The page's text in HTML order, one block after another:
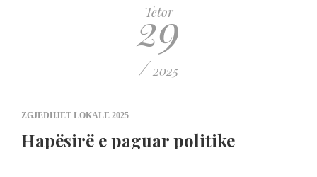
Tetor
29
/ 2025
ZGJEDHJET LOKALE 2025
Hapësirë e paguar politike